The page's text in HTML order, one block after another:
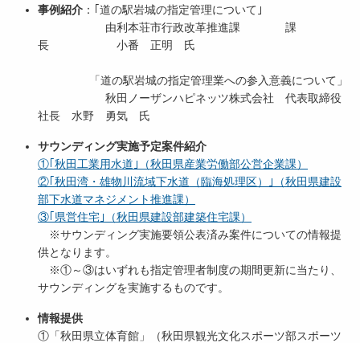
事例紹介 ：｢道の駅岩城の指定管理について｣
由利本荘市行政改革推進課 課
長 小番 正明 氏
「道の駅岩城の指定管理業への参入意義について」
秋田ノーザンハピネッツ株式会社 代表取締役
社長 水野 勇気 氏
サウンディング実施予定案件紹介
①｢秋田工業用水道｣（秋田県産業労働部公営企業課）
②｢秋田湾・雄物川流域下水道（臨海処理区）｣（秋田県建設
部下水道マネジメント推進課）
③｢県営住宅｣（秋田県建設部建築住宅課）
※サウンディング実施要領公表済み案件についての情報提
供となります。
※①～③はいずれも指定管理者制度の期間更新に当たり、
サウンディングを実施するものです。
情報提供
①「秋田県立体育館」（秋田県観光文化スポーツ部スポーツ